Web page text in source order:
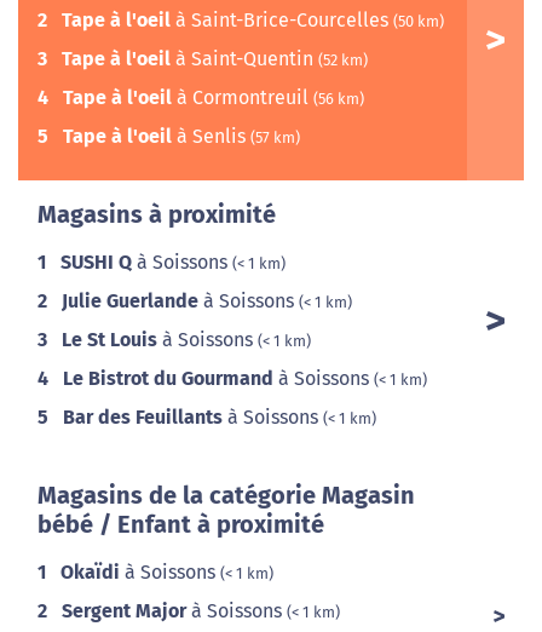
2 Tape à l'oeil à Saint-Brice-Courcelles (50 km)
3 Tape à l'oeil à Saint-Quentin (52 km)
4 Tape à l'oeil à Cormontreuil (56 km)
5 Tape à l'oeil à Senlis (57 km)
Magasins à proximité
1 SUSHI Q à Soissons (< 1 km)
2 Julie Guerlande à Soissons (< 1 km)
3 Le St Louis à Soissons (< 1 km)
4 Le Bistrot du Gourmand à Soissons (< 1 km)
5 Bar des Feuillants à Soissons (< 1 km)
Magasins de la catégorie Magasin
bébé / Enfant à proximité
1 Okaïdi à Soissons (< 1 km)
2 Sergent Majorà Soissons (< 1 km)